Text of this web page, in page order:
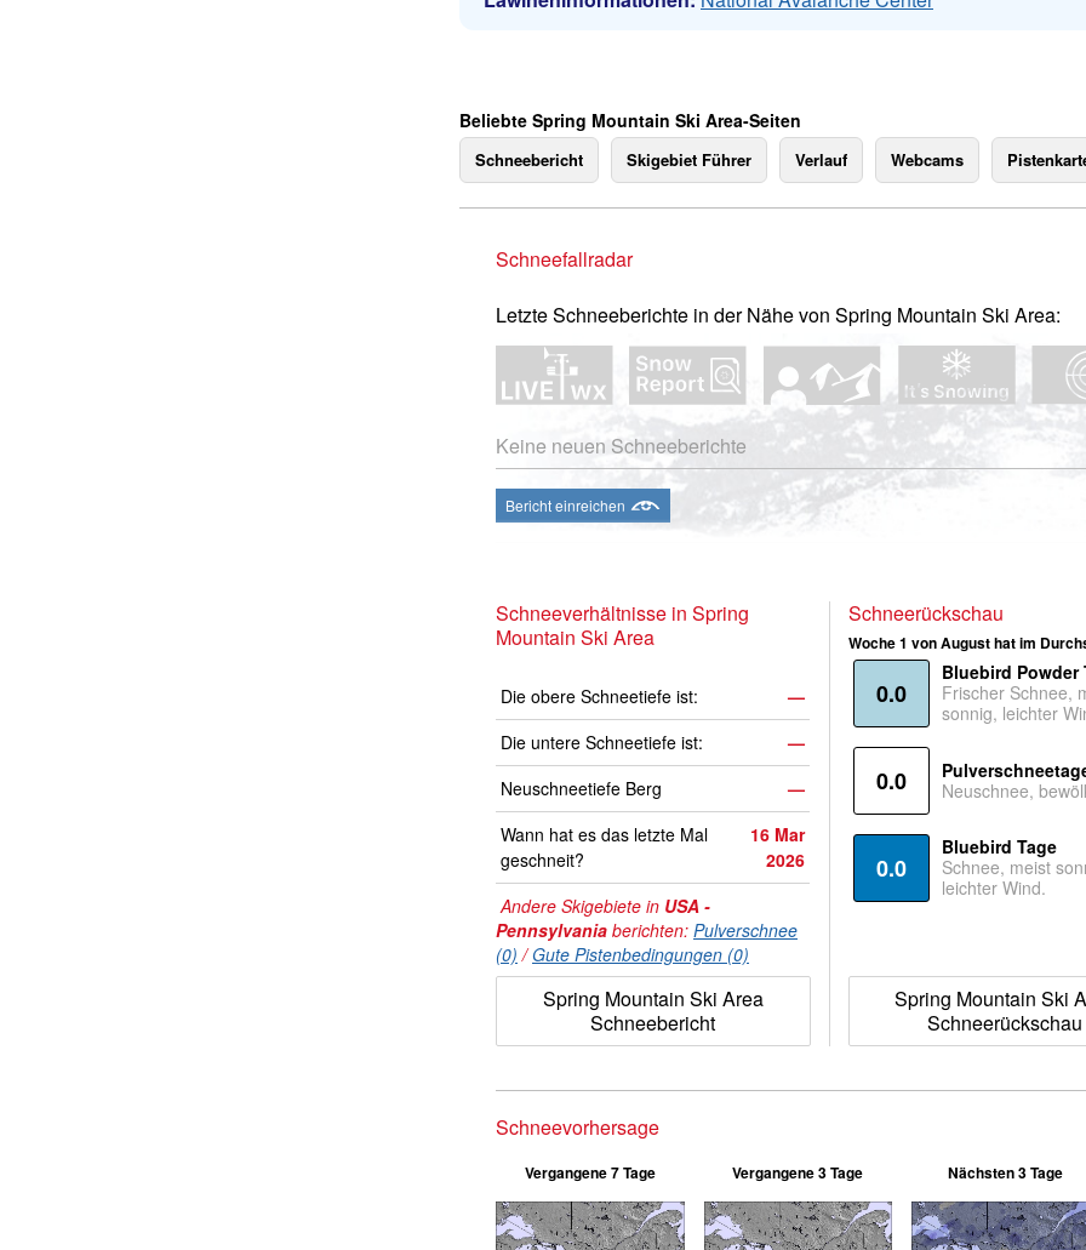
Beliebte Spring Mountain Ski Area-Seiten
Schneebericht Skigebiet Führer Verlauf Webcams
Schneefallradar
Letzte Schneeberichte in der Nähe von Spring Mountain Ski Area:
Keine neuen Schneeberichte
Bericht einreichen
Schneeverhältnisse in Spring
Mountain Ski Area
Die obere Schneetiefe ist:
—
Die untere Schneetiefe ist:
—
Neuschneetiefe Berg
—
Wann hat es das letzte Mal
geschneit?
16 Mar
2026
Andere Skigebiete in USA -
Pennsylvania berichten: Pulverschnee
(0) /Gute Pistenbedingungen (0)
Spring Mountain Ski Area
Schneebericht
Schneerückschau
Woche 1 von August hat im
0.0
Bluebird Powder
Frischer Schnee,
sonnig, leichter
0.0
Neuschnee,
0.0
Bluebird Tage
Schnee, meist
leichter Wind.
Spring Mountain Ski
Schneerückschau
Schneevorhersage
Vergangene 7 Tage Vergangene 3 Tage Nächsten 3 Tage